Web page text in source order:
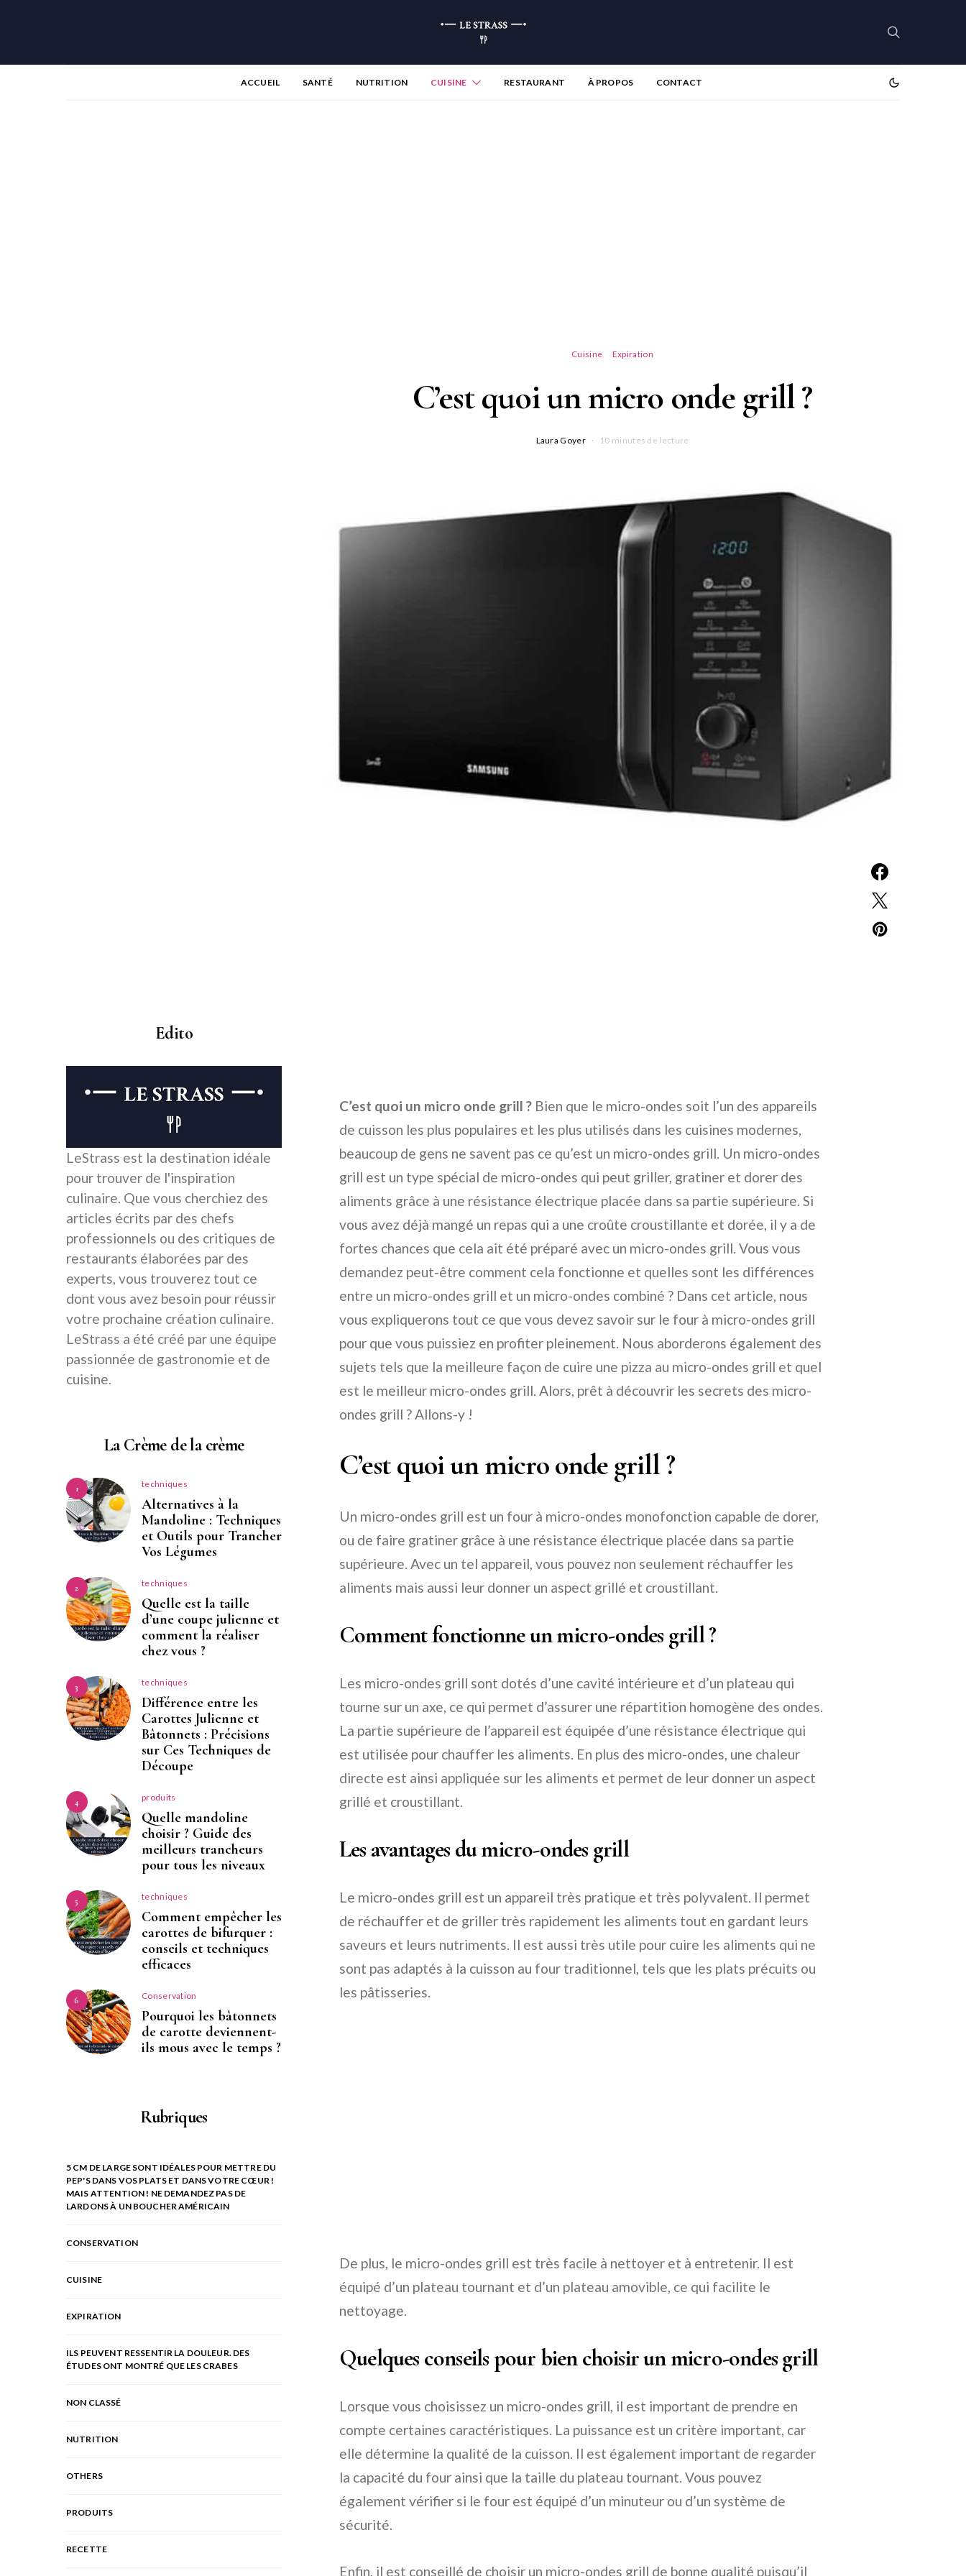
ACCUEIL SANTÉ NUTRITION CUISINE RESTAURANT À PROPOS CONTACT
Cuisine Expiration
C’est quoi un micro onde grill ?
Laura Goyer 10 minutes de lecture
C’est quoi un micro onde grill ? Bien que le micro-ondes soit l’un des appareils
de cuisson les plus populaires et les plus utilisés dans les cuisines modernes,
beaucoup de gens ne savent pas ce qu’est un micro-ondes grill. Un micro-ondes
grill est un type spécial de micro-ondes qui peut griller, gratiner et dorer des
aliments grâce à une résistance électrique placée dans sa partie supérieure. Si
vous avez déjà mangé un repas qui a une croûte croustillante et dorée, il y a de
fortes chances que cela ait été préparé avec un micro-ondes grill. Vous vous
demandez peut-être comment cela fonctionne et quelles sont les différences
entre un micro-ondes grill et un micro-ondes combiné ? Dans cet article, nous
vous expliquerons tout ce que vous devez savoir sur le four à micro-ondes grill
pour que vous puissiez en profiter pleinement. Nous aborderons également des
sujets tels que la meilleure façon de cuire une pizza au micro-ondes grill et quel
est le meilleur micro-ondes grill. Alors, prêt à découvrir les secrets des micro-
ondes grill ? Allons-y !
C’est quoi un micro onde grill ?
Un micro-ondes grill est un four à micro-ondes monofonction capable de dorer,
ou de faire gratiner grâce à une résistance électrique placée dans sa partie
supérieure. Avec un tel appareil, vous pouvez non seulement réchauffer les
aliments mais aussi leur donner un aspect grillé et croustillant.
Comment fonctionne un micro-ondes grill ?
Les micro-ondes grill sont dotés d’une cavité intérieure et d’un plateau qui
tourne sur un axe, ce qui permet d’assurer une répartition homogène des ondes.
La partie supérieure de l’appareil est équipée d’une résistance électrique qui
est utilisée pour chauffer les aliments. En plus des micro-ondes, une chaleur
directe est ainsi appliquée sur les aliments et permet de leur donner un aspect
grillé et croustillant.
Les avantages du micro-ondes grill
Le micro-ondes grill est un appareil très pratique et très polyvalent. Il permet
de réchauffer et de griller très rapidement les aliments tout en gardant leurs
saveurs et leurs nutriments. Il est aussi très utile pour cuire les aliments qui ne
sont pas adaptés à la cuisson au four traditionnel, tels que les plats précuits ou
les pâtisseries.
De plus, le micro-ondes grill est très facile à nettoyer et à entretenir. Il est
équipé d’un plateau tournant et d’un plateau amovible, ce qui facilite le
nettoyage.
Quelques conseils pour bien choisir un micro-ondes grill
Lorsque vous choisissez un micro-ondes grill, il est important de prendre en
compte certaines caractéristiques. La puissance est un critère important, car
elle détermine la qualité de la cuisson. Il est également important de regarder
la capacité du four ainsi que la taille du plateau tournant. Vous pouvez
également vérifier si le four est équipé d’un minuteur ou d’un système de
sécurité.
Enfin, il est conseillé de choisir un micro-ondes grill de bonne qualité puisqu’il
Edito
LeStrass est la destination idéale
pour trouver de l'inspiration
culinaire. Que vous cherchiez des
articles écrits par des chefs
professionnels ou des critiques de
restaurants élaborées par des
experts, vous trouverez tout ce
dont vous avez besoin pour réussir
votre prochaine création culinaire.
LeStrass a été créé par une équipe
passionnée de gastronomie et de
cuisine.
La Crème de la crème
1 techniques
Alternatives à la
Mandoline : Techniques
et Outils pour Trancher
Vos Légumes
2 techniques
Quelle est la taille
d’une coupe julienne et
comment la réaliser
chez vous ?
3 techniques
Différence entre les
Carottes Julienne et
Bâtonnets : Précisions
sur Ces Techniques de
Découpe
4 produits
Quelle mandoline
choisir ? Guide des
meilleurs trancheurs
pour tous les niveaux
5 techniques
Comment empêcher les
carottes de bifurquer :
conseils et techniques
efficaces
6 Conservation
Pourquoi les bâtonnets
de carotte deviennent-
ils mous avec le temps ?
Rubriques
5 CM DE LARGE SONT IDÉALES POUR METTRE DU
PEP'S DANS VOS PLATS ET DANS VOTRE CŒUR !
MAIS ATTENTION ! NE DEMANDEZ PAS DE
LARDONS À UN BOUCHER AMÉRICAIN
CONSERVATION
CUISINE
EXPIRATION
ILS PEUVENT RESSENTIR LA DOULEUR. DES
ÉTUDES ONT MONTRÉ QUE LES CRABES
NON CLASSÉ
NUTRITION
OTHERS
PRODUITS
RECETTE